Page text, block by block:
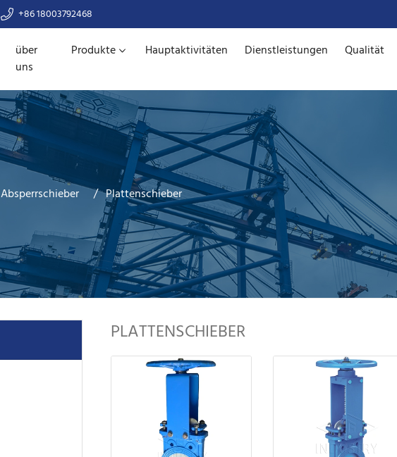
+86 18003792468
über
uns
Produkte Hauptaktivitäten Dienstleistungen Qualität
Absperrschieber Plattenschieber
PLATTENSCHIEBER